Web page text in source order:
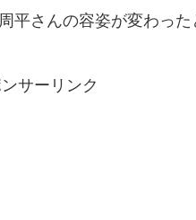
さんの容姿が変わった
サーリンク